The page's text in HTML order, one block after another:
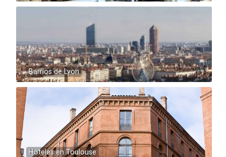
Barrios de Lyon
Hoteles en Toulouse